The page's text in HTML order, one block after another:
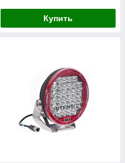
Купить